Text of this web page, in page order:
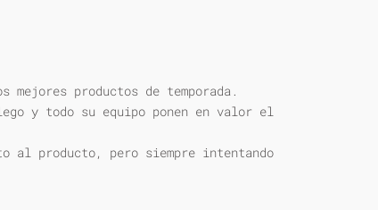
productos de temporada.
y todo su equipo ponen en valor el
al producto, pero siempre intentando